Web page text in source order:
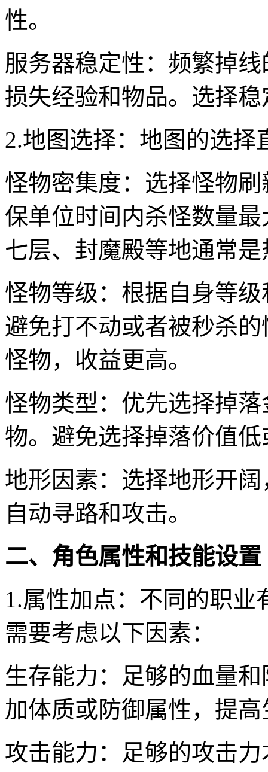
性。
服务器稳定性：频繁掉
损失经验和物品。选择
2.地图选择：地图的选择
怪物密集度：选择怪物
保单位时间内杀怪数量
七层、封魔殿等地通常
怪物等级：根据自身等
避免打不动或者被秒杀
怪物，收益更高。
怪物类型：优先选择掉
物。避免选择掉落价值
地形因素：选择地形开
自动寻路和攻击。
二、角色属性和技能设置
1.属性加点：不同的职
需要考虑以下因素：
生存能力：足够的血量
加体质或防御属性，提
攻击能力：足够的攻击